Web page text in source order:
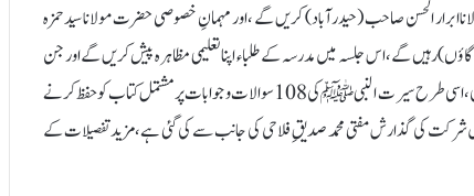
الحسن صاحب (حیدرآباد) کریں گے ،اور مہمانِ خصوصی حضرت مولانا سید حمزہ
رہیں گے ،اس جلسہ میں مدرسہ کے طلباء اپنا تعلیمی مظاہرہ پیش کریں گے اور جن
طلباء نے ناظرہ قرآن کی تکمیل کی ہے ان طلبہ میں اسناد کی تقسیم کی جائے گی ،اسی طرح سیرت النبی ﷺکی 108 سوالات و جوابات پر مشتمل کتاب کو حفظ کرنے
شرکت کی گذارش مفتی محمد صدیقِ فلاحی کی جانب سے کی گئی ہے،مزید تفصیلات کے